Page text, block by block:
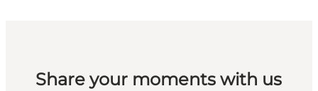
Share your moments with us